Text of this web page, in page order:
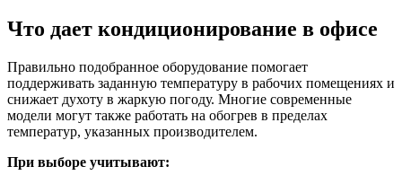
Что дает кондиционирование в офисе
Правильно подобранное оборудование помогает
поддерживать заданную температуру в рабочих помещениях и
снижает духоту в жаркую погоду. Многие современные
модели могут также работать на обогрев в пределах
температур, указанных производителем.
При выборе учитывают: